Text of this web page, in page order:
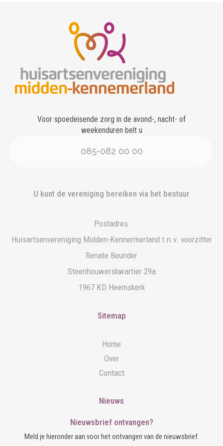
Voor spoedeisende zorg in de avond-, nacht- of
weekenduren belt u
085-082 00 00
U kunt de vereniging bereiken via het bestuur
Postadres:
Huisartsenvereniging Midden-Kennermerland t.n.v. voorzitter
Renate Beunder
Steenhouwerskwartier 29a
1967 KD Heemskerk
Sitemap
Home
Over
Contact
Nieuws
Nieuwsbrief ontvangen?
Meld je hieronder aan voor het ontvangen van de nieuwsbrief.